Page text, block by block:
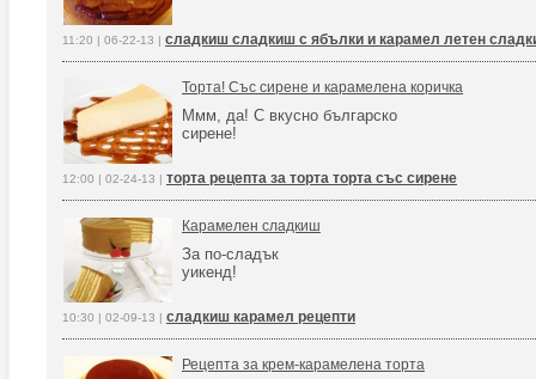
11:20 | 06-22-13 | сладкиш сладкиш с ябълки и карамел летен
Торта! Със сирене и карамелена коричка
Ммм, да! С вкусно българско
сирене!
12:00 | 02-24-13 | торта рецепта за торта торта със сирене
Карамелен сладкиш
За по-сладък
уикенд!
10:30 | 02-09-13 | сладкиш карамел рецепти
Рецепта за крем-карамелена торта